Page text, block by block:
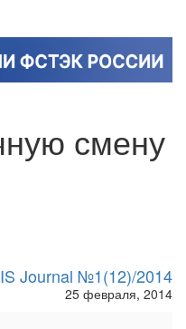
смену
Journal №1(12)/2014
25 февраля, 2014